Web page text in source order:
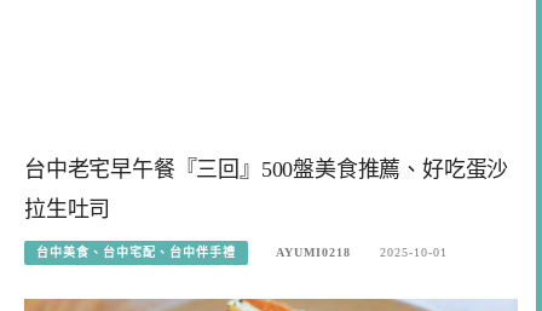
台中老宅早午餐『三回』500盤美食推薦、好吃蛋沙
拉生吐司
台中美食、台中宅配、台中伴手禮 AYUMI0218 2025-10-01